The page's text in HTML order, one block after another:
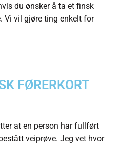
du ønsker å ta et finsk
Vi vil gjøre ting enkelt for
FØRERKORT
at en person har fullført
veiprøve. Jeg vet hvor